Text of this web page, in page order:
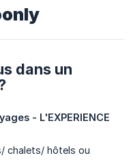
dans un
- L'EXPERIENCE
chalets/ hôtels ou